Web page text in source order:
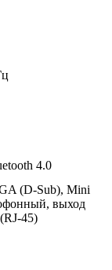
4.0
(D-Sub), Mini
выход
45)